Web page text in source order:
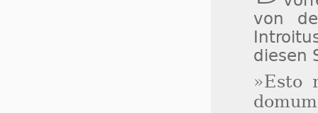
von
diesen
»Esto